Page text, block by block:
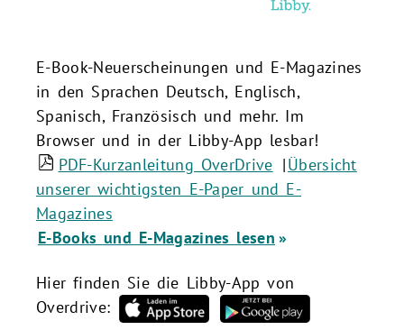
E-Book-Neuerscheinungen und E-Magazines
in den Sprachen Deutsch, Englisch,
Spanisch, Französisch und mehr. Im
Browser und in der Libby-App lesbar!
PDF-Kurzanleitung OverDrive |Übersicht
unserer wichtigsten E-Paper und E-
Magazines
E-Books und E-Magazines lesen
Hier finden Sie die Libby-App von
Overdrive: